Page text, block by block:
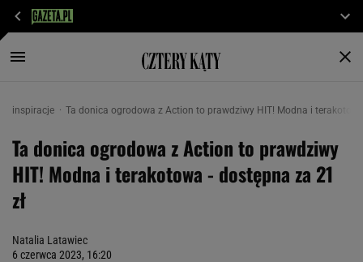
inspiracje Ta donica ogrodowa z Action to prawdziwy HIT! Modna i
Ta donica ogrodowa z Action to prawdziwy
HIT! Modna i terakotowa - dostępna za 21
zł
Natalia Latawiec
6 czerwca 2023, 16:20